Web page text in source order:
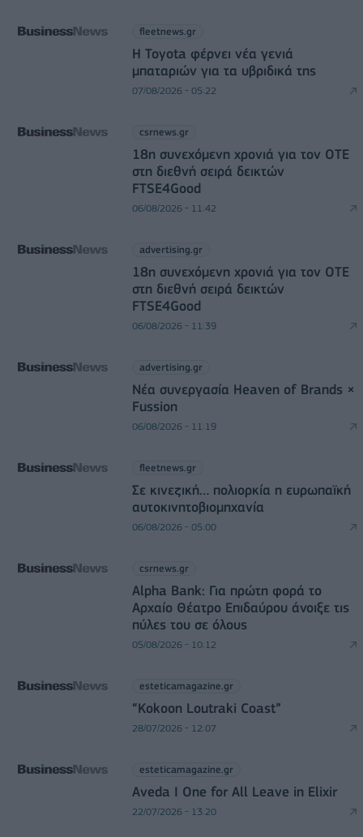
fleetnews.gr
Η Toyota φέρνει νέα γενιά
μπαταριών για τα υβριδικά της
07/08/2026 - 05:22
csrnews.gr
18η συνεχόμενη χρονιά για τον ΟΤΕ
στη διεθνή σειρά δεικτών
FTSE4Good
06/08/2026 - 11:42
advertising.gr
18η συνεχόμενη χρονιά για τον ΟΤΕ
στη διεθνή σειρά δεικτών
FTSE4Good
06/08/2026 - 11:39
advertising.gr
Νέα συνεργασία Heaven of Brands ×
Fussion
06/08/2026 - 11:19
fleetnews.gr
Σε κινεζική… πολιορκία η ευρωπαϊκή
αυτοκινητοβιομηχανία
06/08/2026 - 05:00
csrnews.gr
Alpha Bank: Για πρώτη φορά το
Αρχαίο Θέατρο Επιδαύρου άνοιξε τις
πύλες του σε όλους
05/08/2026 - 10:12
esteticamagazine.gr
“Kokoon Loutraki Coast”
28/07/2026 - 12:07
esteticamagazine.gr
Aveda I One for All Leave in Elixir
22/07/2026 - 13:20